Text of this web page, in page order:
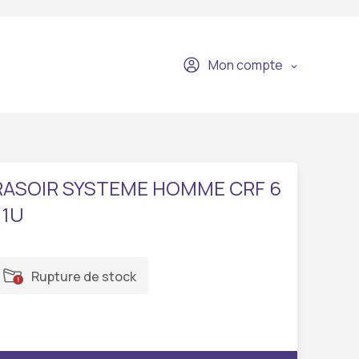
Mon compte
SYSTEME HOMME CRF 6
Rupture de stock